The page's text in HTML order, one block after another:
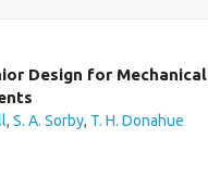
Design for Mechanical
,S. A. Sorby, T. H. Donahue